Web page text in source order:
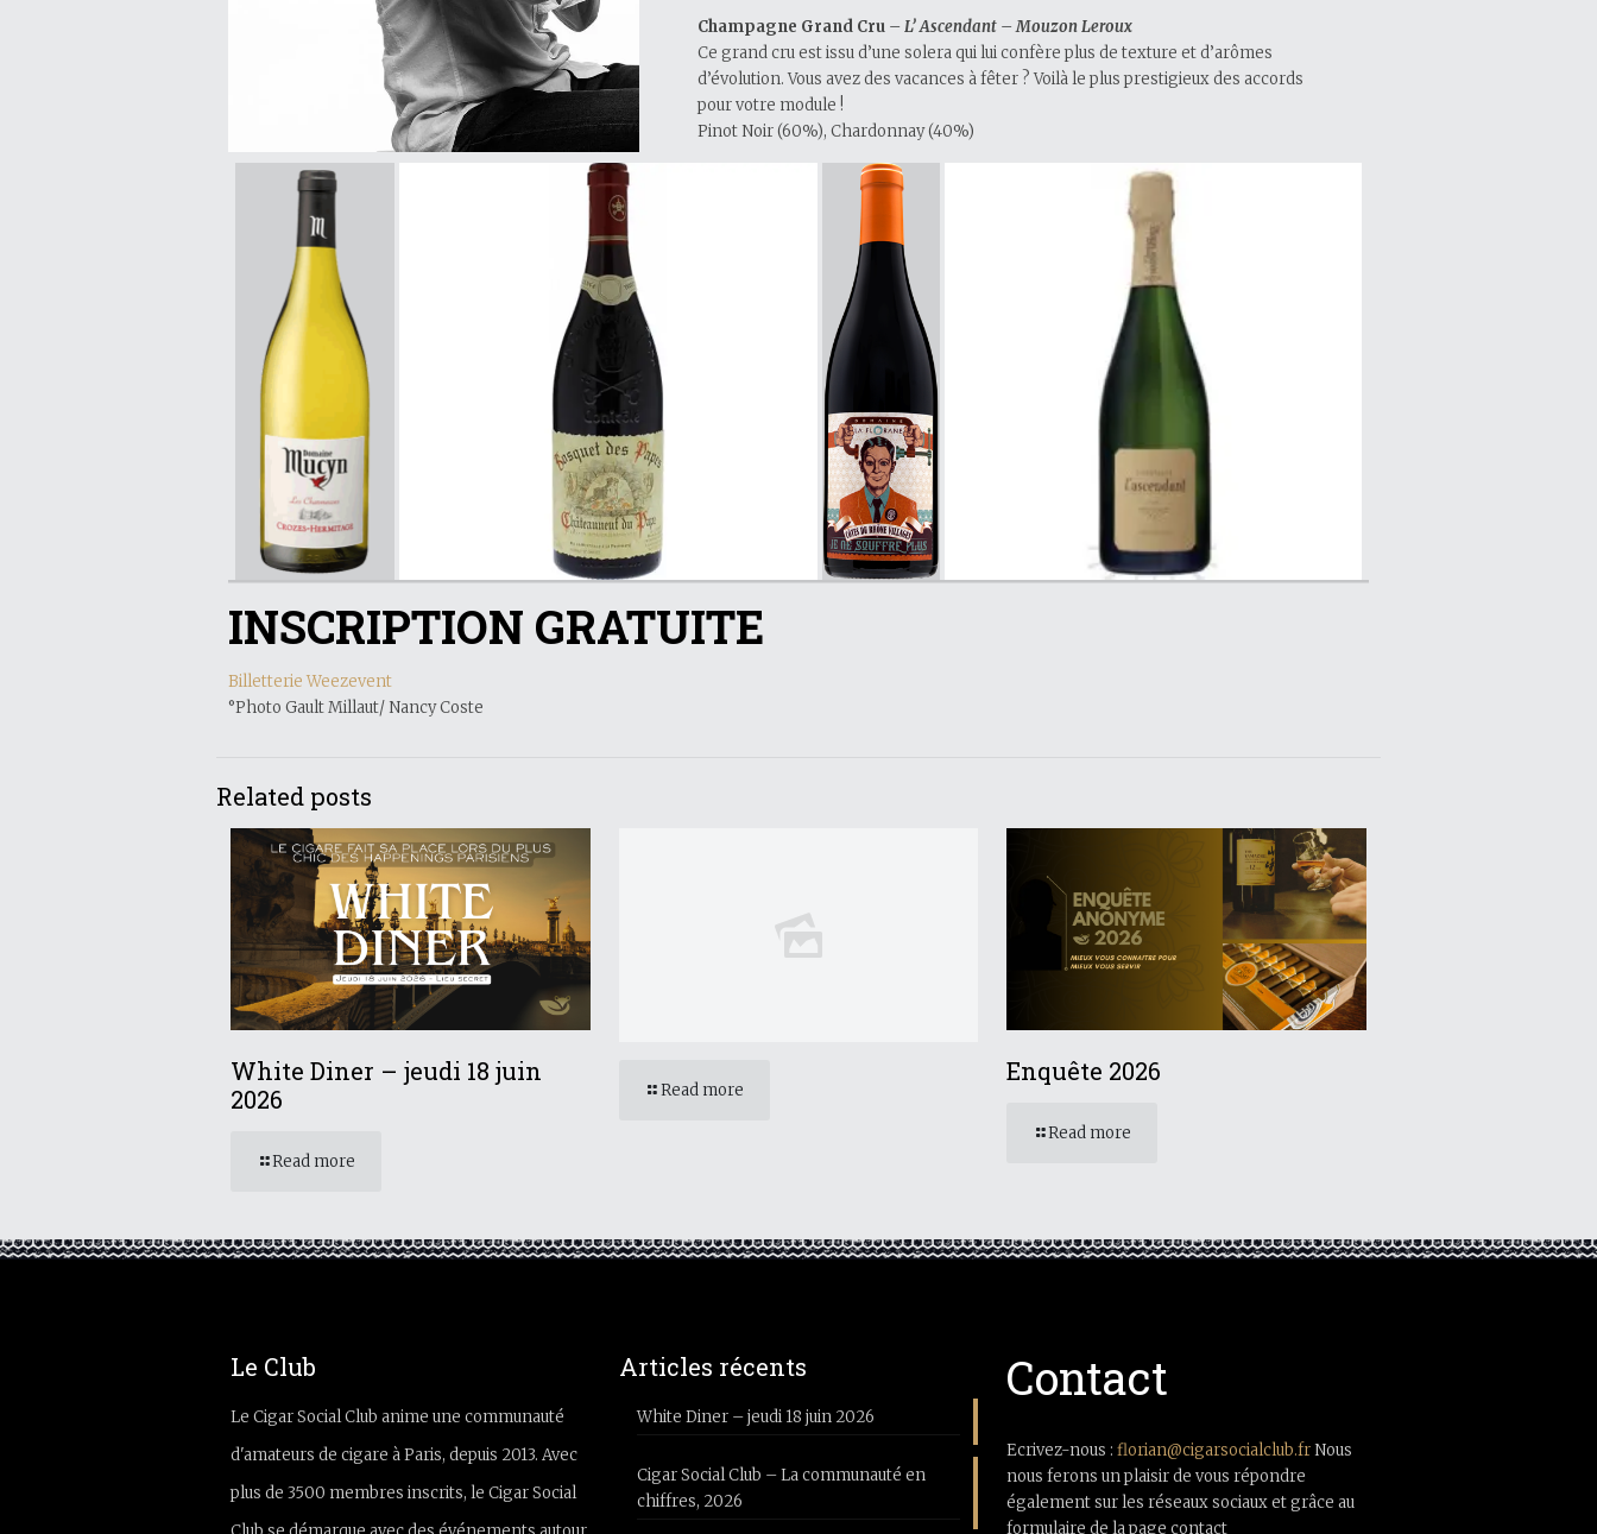
Champagne Grand Cru – L’ Ascendant – Mouzon Leroux
Ce grand cru est issu d’une solera qui lui confère plus de texture et d’arômes
d’évolution. Vous avez des vacances à fêter ? Voilà le plus prestigieux des accords
pour votre module !
Pinot Noir (60%), Chardonnay (40%)
INSCRIPTION GRATUITE
Billetterie Weezevent
°Photo Gault Millaut/ Nancy Coste
Related posts
White Diner – jeudi 18 juin
2026
Read more
Read more
Enquête 2026
Read more
Le Club
Le Cigar Social Club anime une communauté
d'amateurs de cigare à Paris, depuis 2013. Avec
plus de 3500 membres inscrits, le Cigar Social
Articles récents
White Diner – jeudi 18 juin 2026
Cigar Social Club – La communauté en
chiffres, 2026
Contact
Ecrivez-nous :florian@cigarsocialclub.frNous
nous ferons un plaisir de vous répondre
également sur les réseaux sociaux et grâce au
formulaire de la page contact